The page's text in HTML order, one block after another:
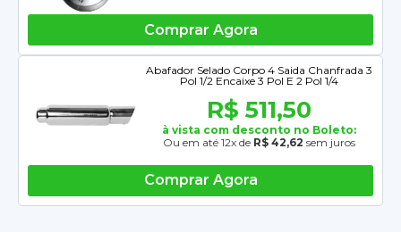
Comprar Agora
Abafador Selado Corpo 4 Saida Chanfrada 3
Pol 1/2 Encaixe 3 Pol E 2 Pol 1/4
R$ 511,50
à vista com desconto no Boleto:
Ou em até 12x de R$ 42,62 sem juros
Comprar Agora